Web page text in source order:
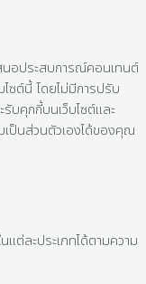
นอประสบการณ์คอนเทนต์
ซต์นี้ โดยไม่มีการปรับ
บคุกกี้บนเว็บไซต์และ
เป็นส่วนตัวเองได้ของคุณ
ต่ละประเภทได้ตามความ